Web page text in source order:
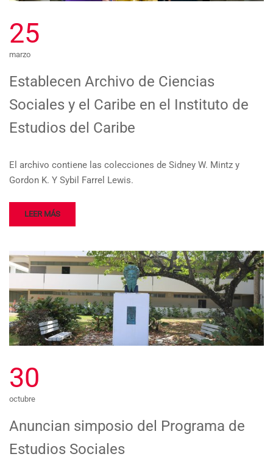
25
marzo
Establecen Archivo de Ciencias
Sociales y el Caribe en el Instituto de
Estudios del Caribe
El archivo contiene las colecciones de Sidney W. Mintz y
Gordon K. Y Sybil Farrel Lewis.
LEER MÁS
30
octubre
Anuncian simposio del Programa de
Estudios Sociales